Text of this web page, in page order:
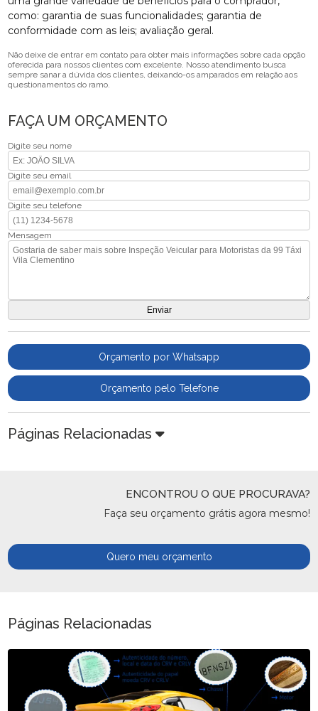
como: garantia de suas funcionalidades; garantia de
conformidade com as leis; avaliação geral.
Não deixe de entrar em contato para obter mais informações sobre cada opção
oferecida para nossos clientes com excelente. Nosso atendimento busca
sempre sanar a dúvida dos clientes, deixando-os amparados em relação aos
questionamentos do ramo.
FAÇA UM ORÇAMENTO
Digite seu nome
Digite seu email
Digite seu telefone
Mensagem
Orçamento por Whatsapp
Orçamento pelo Telefone
Páginas Relacionadas
ENCONTROU O QUE PROCURAVA?
Faça seu orçamento grátis agora mesmo!
Quero meu orçamento
Páginas Relacionadas